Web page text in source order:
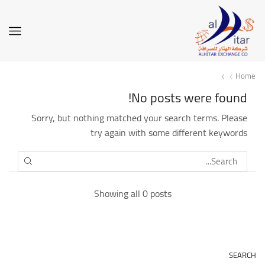
Home
No posts were found!
Sorry, but nothing matched your search terms. Please
try again with some different keywords
SEARCH
Showing all 0 posts
SEARCH